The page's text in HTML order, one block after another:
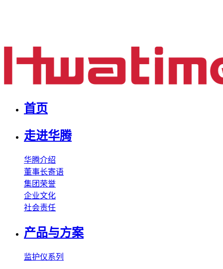
首页
走进华腾
华腾介绍
董事长寄语
集团荣誉
企业文化
社会责任
产品与方案
监护仪系列